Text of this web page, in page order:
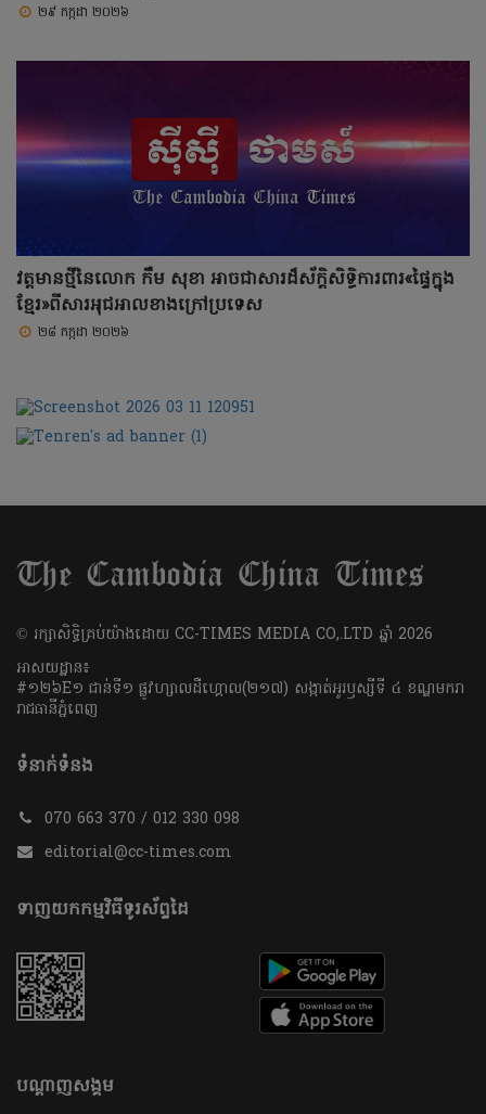
២៩ កក្កដា ២០២៦
វត្តមានថ្មីនៃលោក កឹម សុខា អាចជាសារដ៏ស័ក្តិសិទ្ធិការពារ«ផ្ទៃក្នុង
ខ្មែរ»ពីសារអុជអាលខាងក្រៅប្រទេស
២៨ កក្កដា ២០២៦
​© រក្សា​សិទ្ធិ​គ្រប់​យ៉ាង​ដោយ​ CC-TIMES MEDIA CO,.LTD ឆ្នាំ​ 2026
អាសយដ្ឋាន៖
#១២៦E១ ជាន់ទី១ ផ្លូវហ្សាលដឺហ្គោល(២១៧) សង្កាត់អូរឫស្សីទី ៤ ខណ្ឌមករា
រាជធានីភ្នំពេញ
ទំនាក់ទំនង
070 663 370 / 012 330 098
editorial@cc-times.com
ទាញយកកម្មវិធីទូរស័ព្ទដៃ
បណ្តាញសង្គម